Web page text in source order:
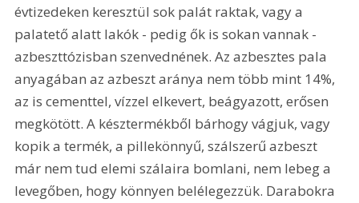
évtizedeken keresztül sok palát raktak, vagy a
palatető alatt lakók - pedig ők is sokan vannak -
azbeszttózisban szenvednének. Az azbesztes pala
anyagában az azbeszt aránya nem több mint 14%,
az is cementtel, vízzel elkevert, beágyazott, erősen
megkötött. A késztermékből bárhogy vágjuk, vagy
kopik a termék, a pillekönnyű, szálszerű azbeszt
már nem tud elemi szálaira bomlani, nem lebeg a
levegőben, hogy könnyen belélegezzük. Darabokra